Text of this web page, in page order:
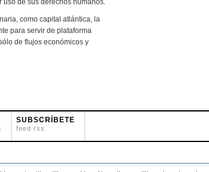
de sus derechos humanos.
como capital atlántica, la
para servir de plataforma
de flujos económicos y
SUBSCRÍBETE
feed rss